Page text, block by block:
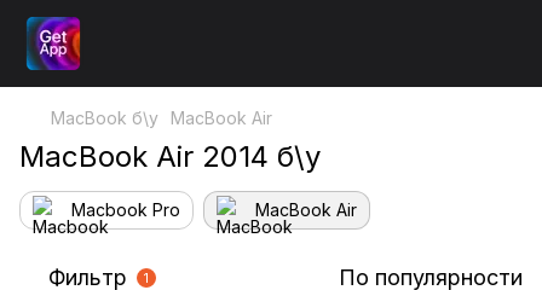
MacBook б\у MacBook Air
MacBook Air 2014 б\у
Macbook Pro MacBook Air
Фильтр 1 По популярности